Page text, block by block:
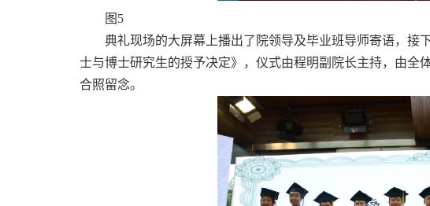
图5
典礼现场的大屏幕上播出了院领导及毕业班导师寄语，接
士与博士研究生的授予决定》，仪式由程明副院长主持，由全
合照留念。